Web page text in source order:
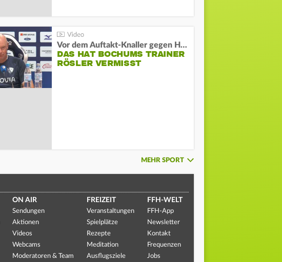
Vor dem Auftakt-Knaller gegen Hertha:
DAS HAT BOCHUMS TRAINER
RÖSLER VERMISST
MEHR SPORT
ON AIR
Sendungen
Aktionen
Videos
Webcams
Moderatoren & Team
FREIZEIT
Veranstaltungen
Spielplätze
Rezepte
Meditation
Ausflugsziele
FFH-WELT
FFH-App
Newsletter
Kontakt
Frequenzen
Jobs